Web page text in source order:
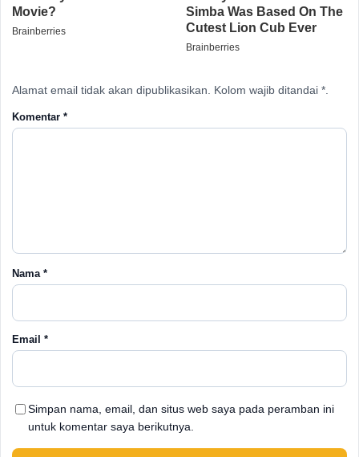
Alamat email tidak akan dipublikasikan. Kolom wajib ditandai *.
Komentar *
Nama *
Email *
Simpan nama, email, dan situs web saya pada peramban ini
untuk komentar saya berikutnya.